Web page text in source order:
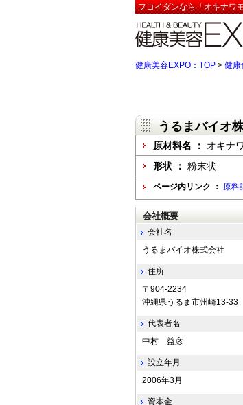
フコイダンなら「オキナワ
健康美容EXPO：TOP > 健康
うるまバイオ
原材料名 ： オキナ
形状 ： 粉末状
ページ内リンク ： 原料
会社概要
会社名
うるまバイオ株式会社
住所
〒904-2234
沖縄県うるま市州崎13-33
代表者名
中村 益彦
設立年月
2006年3月
資本金